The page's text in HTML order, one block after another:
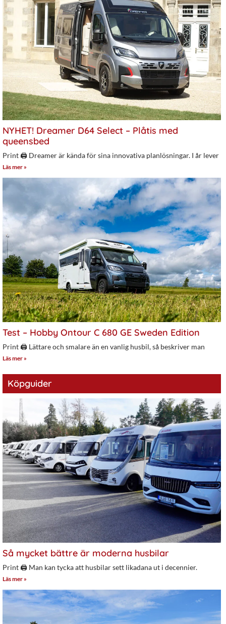
NYHET! Dreamer D64 Select – Plåtis med
queensbed
Print 🖨 Dreamer är kända för sina innovativa planlösningar. I år lever
Läs mer »
Test – Hobby Ontour C 680 GE Sweden Edition
Print 🖨 Lättare och smalare än en vanlig husbil, så beskriver man
Läs mer »
Köpguider
Så mycket bättre är moderna husbilar
Print 🖨 Man kan tycka att husbilar sett likadana ut i decennier.
Läs mer »